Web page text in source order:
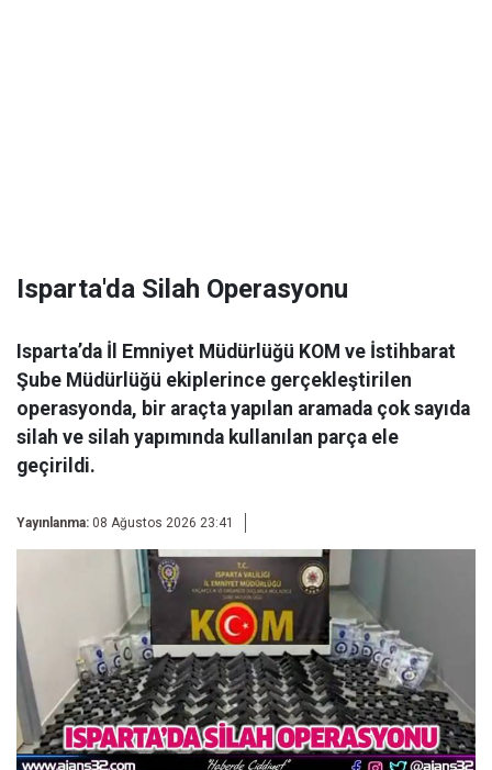
Isparta'da Silah Operasyonu
Isparta’da İl Emniyet Müdürlüğü KOM ve İstihbarat
Şube Müdürlüğü ekiplerince gerçekleştirilen
operasyonda, bir araçta yapılan aramada çok sayıda
silah ve silah yapımında kullanılan parça ele
geçirildi.
Yayınlanma: 08 Ağustos 2026 23:41